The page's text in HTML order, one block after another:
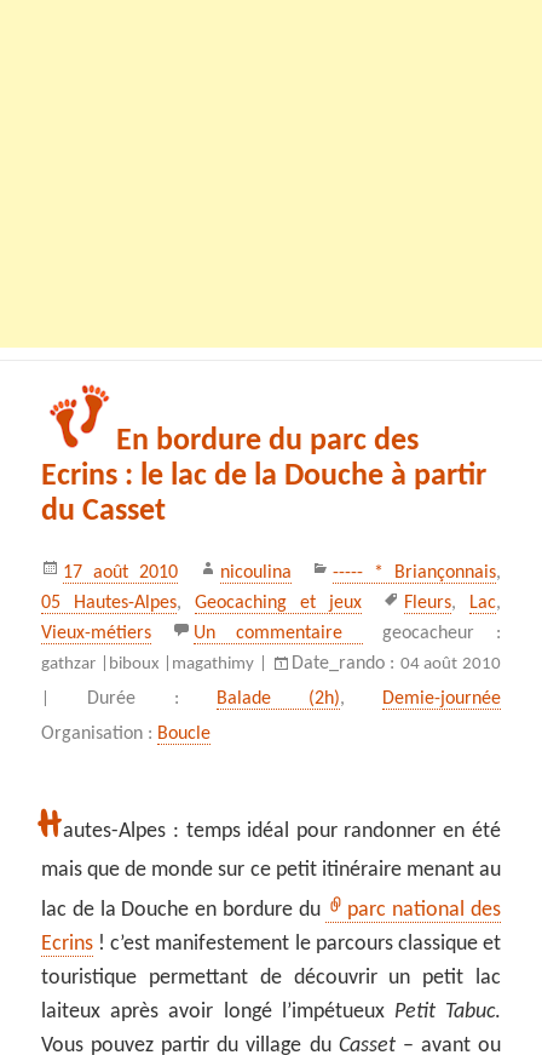
En bordure du parc des
Ecrins : le lac de la Douche à partir
du Casset
Publié
le
17 août 2010 Auteur
nicoulina Catégories
----- * Briançonnais,
05 Hautes-Alpes,Geocaching et jeux
Mots-
clés
Fleurs, Lac,
Vieux-métiers
Un commentaire sur En bordure du
geocacheur :
gathzar | biboux | magathimy | Date_rando : 04 août 2010
Durée : Balade (2h),
Demie-journée
Organisation : Boucle
Hautes-Alpes : temps idéal pour randonner en été
mais que de monde sur ce petit itinéraire menant au
lac de la Douche en bordure du
parc national des
Ecrins ! c’est manifestement le parcours classique et
touristique permettant de découvrir un petit lac
laiteux après avoir longé l’impétueux Petit Tabuc.
Vous pouvez partir du village du Casset– avant ou